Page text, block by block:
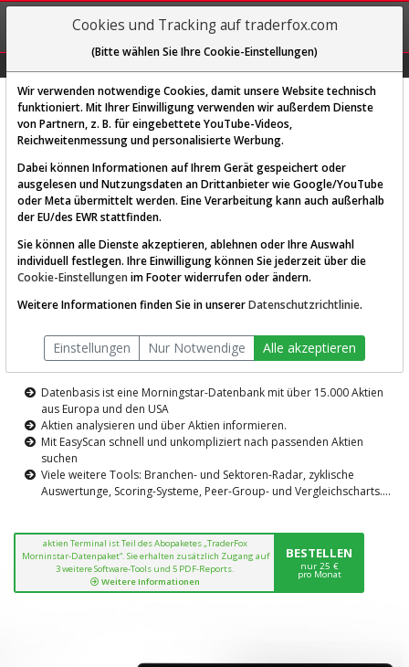
REGIS-
TRIEREN
Diese Funktion ist nur für
AKTIEN-TERMINAL
Die Aktienanalyse-Plattform von
TraderFox
Datenbasis ist eine Morningstar-Datenbank mit über 15.000 Aktien
aus Europa und den USA
Aktien analysieren und über Aktien informieren.
Mit EasyScan schnell und unkompliziert nach passenden Aktien
suchen
Viele weitere Tools: Branchen- und Sektoren-Radar, zyklische
Auswertunge, Scoring-Systeme, Peer-Group- und Vergleichscharts....
aktien Terminal ist Teil des Abopaketes „TraderFox
Morninstar-Datenpaket“. Sie erhalten zusätzlich Zugang auf
3 weitere Software-Tools und 5 PDF-Reports.
Weitere Informationen
BESTELLEN
nur 25 €
pro Monat
Cookies und Tracking auf traderfox.com
(Bitte wählen Sie Ihre Cookie-Einstellungen)
Wir verwenden notwendige Cookies, damit unsere Website technisch
funktioniert. Mit Ihrer Einwilligung verwenden wir außerdem Dienste
von Partnern, z. B. für eingebettete YouTube-Videos,
Reichweitenmessung und personalisierte Werbung.
Dabei können Informationen auf Ihrem Gerät gespeichert oder
ausgelesen und Nutzungsdaten an Drittanbieter wie Google/YouTube
oder Meta übermittelt werden. Eine Verarbeitung kann auch außerhalb
der EU/des EWR stattfinden.
Sie können alle Dienste akzeptieren, ablehnen oder Ihre Auswahl
individuell festlegen. Ihre Einwilligung können Sie jederzeit über die
Cookie-Einstellungen im Footer widerrufen oder ändern.
Weitere Informationen finden Sie in unsererDatenschutzrichtlinie.
Einstellungen Nur Notwendige Alle akzeptieren